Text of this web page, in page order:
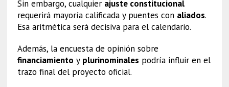
Sin embargo, cualquier ajuste constitucional
requerirá mayoría calificada y puentes con aliados.
Esa aritmética será decisiva para el calendario.
Además, la encuesta de opinión sobre
financiamiento y plurinominales podría influir en el
trazo final del proyecto oficial.